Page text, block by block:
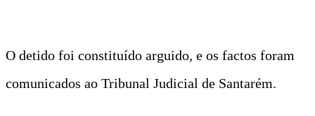
O detido foi constituído arguido, e os factos foram
comunicados ao Tribunal Judicial de Santarém.